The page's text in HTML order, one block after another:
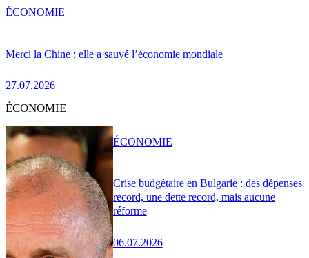
Merci la Chine : elle a sauvé l’économie mondiale
27.07.2026
ÉCONOMIE
ÉCONOMIE
Crise budgétaire en Bulgarie : des dépenses
record, une dette record, mais aucune
réforme
06.07.2026
ÉCONOMIE